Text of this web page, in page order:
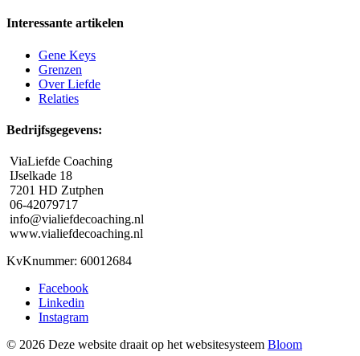
Interessante artikelen
Gene Keys
Grenzen
Over Liefde
Relaties
Bedrijfsgegevens:
ViaLiefde Coaching
IJselkade 18
7201 HD Zutphen
06-42079717
info@vialiefdecoaching.nl
www.vialiefdecoaching.nl
KvKnummer: 60012684
Facebook
Linkedin
Instagram
© 2026 Deze website draait op het websitesysteem Bloom